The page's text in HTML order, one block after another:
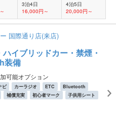
3泊4日
16,000円～
4泊5日
20,000円～
国際通り店(来店)
イブリッドカー・禁煙・
装備
可能オプション
ビ カーラジオ ETC
Bluetooth
補償充実 初心者マーク 子供用シート